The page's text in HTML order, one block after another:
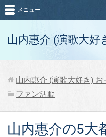
山内惠介 (演歌大
メニュー
山内惠介 (演歌大好き) お
ファン活動
山内惠介の5大